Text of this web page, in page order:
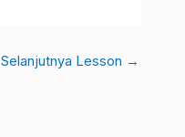
Selanjutnya Lesson →